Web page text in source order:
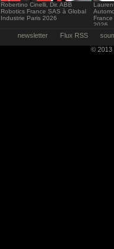
Robertino Cinelli, Dir. ABB
Robotics France SAS à Global
Industrie Paris 2026
2026
newsletter Flux RSS
© 2013